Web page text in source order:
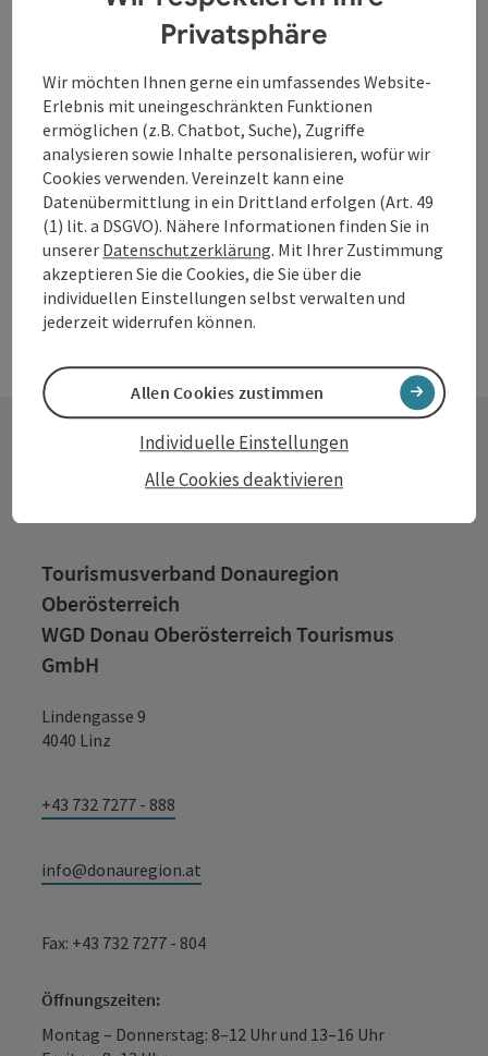
Ruine Königstein
Burg Königstein - im Volksmund "Ecker G`Schlössl"
genannt.
Freinberg
Öffnungszeiten
MOMontag geöffnet
DIDienstag geöffnet
MIMittwoch geöffnet
DODonnerstag geöffnet
FRFreitag geöffnet
SASamstag geöffnet
SO Sonntag geöffnet
FEFeiertag geöffnet
Kontakt
Tourismusverband Donauregion
Oberösterreich
WGD Donau Oberösterreich Tourismus
GmbH
Lindengasse 9
4040 Linz
+43 732 7277 - 888
info@donauregion.at
Fax: +43 732 7277 - 804
Öffnungszeiten:
Montag – Donnerstag: 8–12 Uhr und 13–16 Uhr
Privatsphäre
Wir möchten Ihnen gerne ein umfassendes Website-
Erlebnis mit uneingeschränkten Funktionen
ermöglichen (z.B. Chatbot, Suche), Zugriffe
analysieren sowie Inhalte personalisieren, wofür wir
Cookies verwenden. Vereinzelt kann eine
Datenübermittlung in ein Drittland erfolgen (Art. 49
(1) lit. a DSGVO). Nähere Informationen finden Sie in
unserer Datenschutzerklärung. Mit Ihrer Zustimmung
akzeptieren Sie die Cookies, die Sie über die
individuellen Einstellungen selbst verwalten und
jederzeit widerrufen können.
Alle Cookies deaktivieren
Individuelle Einstellungen
Allen Cookies zustimmen